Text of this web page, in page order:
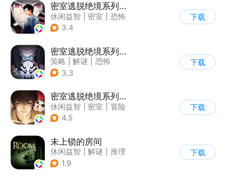
密室逃脱绝境系列9无人医院
休闲益智 密室
恐怖
| 密室逃脱
3.4
下载
密室逃脱绝境系列8酒店惊魂
策略 解谜
恐怖
| 密室逃脱
3.3
下载
密室逃脱绝境系列3画仙奇缘
休闲益智 密室
冒险
| 密室逃脱
4.5
下载
未上锁的房间
休闲益智 解谜
推理
| 端游移植
1.9
下载